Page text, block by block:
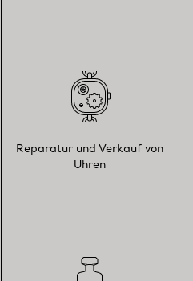
Reparatur und Verkauf von
Uhren